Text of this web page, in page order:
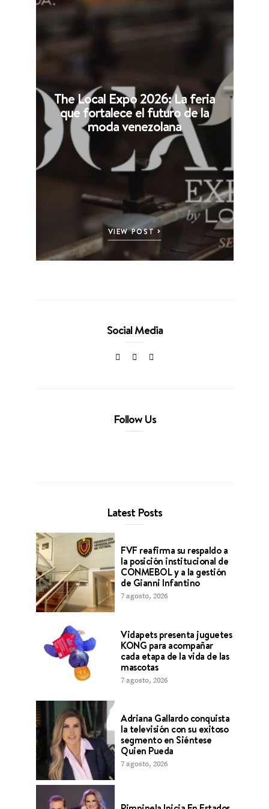
The Local Expo 2026: La feria
que fortalece el futuro de la
moda venezolana
VIEW POST
Social Media
Follow Us
Latest Posts
FVF reafirma su respaldo a
la posición institucional de
CONMEBOL y a la gestión
de Gianni Infantino
7 agosto, 2026
Vidapets presenta juguetes
KONG para acompañar
cada etapa de la vida de las
mascotas
7 agosto, 2026
Adriana Gallardo conquista
la televisión con su exitoso
segmento en Siéntese
Quien Pueda
7 agosto, 2026